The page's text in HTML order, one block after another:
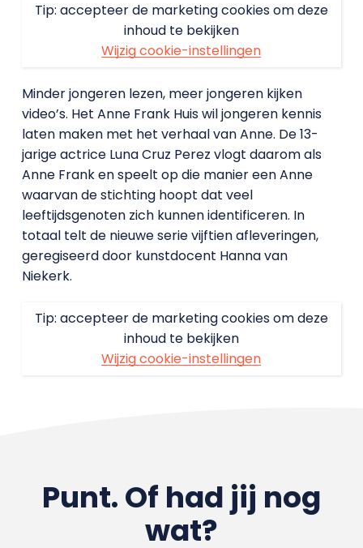
Tip: accepteer de marketing cookies om deze
inhoud te bekijken
Wijzig cookie-instellingen
Minder jongeren lezen, meer jongeren kijken
video’s. Het Anne Frank Huis wil jongeren kennis
laten maken met het verhaal van Anne. De 13-
jarige actrice Luna Cruz Perez vlogt daarom als
Anne Frank en speelt op die manier een Anne
waarvan de stichting hoopt dat veel
leeftijdsgenoten zich kunnen identificeren. In
totaal telt de nieuwe serie vijftien afleveringen,
geregiseerd door kunstdocent Hanna van
Niekerk.
Tip: accepteer de marketing cookies om deze
inhoud te bekijken
Wijzig cookie-instellingen
Punt. Of had jij nog
wat?